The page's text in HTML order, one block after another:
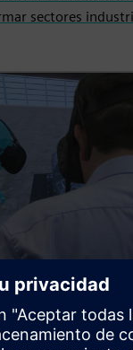
sectores
como